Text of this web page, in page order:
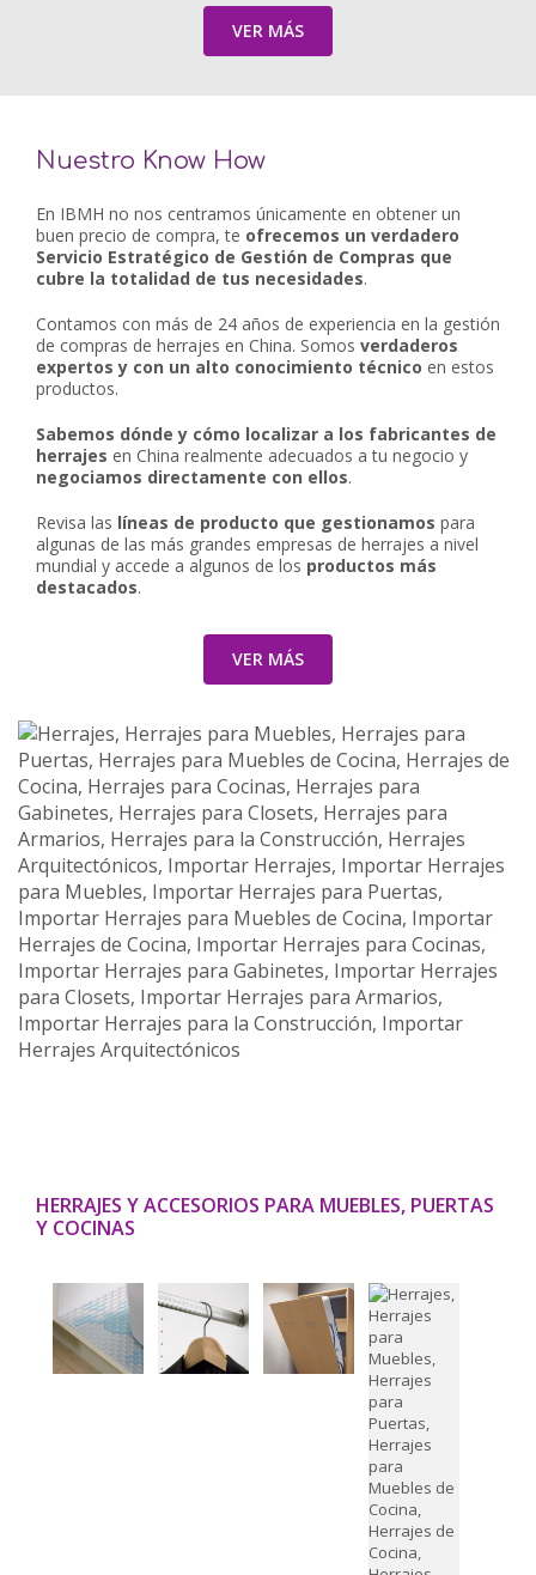
VER MÁS
Nuestro Know How
En IBMH no nos centramos únicamente en obtener un
buen precio de compra, te ofrecemos un verdadero
Servicio Estratégico de Gestión de Compras que
cubre la totalidad de tus necesidades.
Contamos con más de 24 años de experiencia en la gestión
de compras de herrajes en China. Somos verdaderos
expertos y con un alto conocimiento técnico en estos
productos.
Sabemos dónde y cómo localizar a los fabricantes de
herrajes en China realmente adecuados a tu negocio y
negociamos directamente con ellos.
Revisa las líneas de producto que gestionamos para
algunas de las más grandes empresas de herrajes a nivel
mundial y accede a algunos de los productos más
destacados.
VER MÁS
HERRAJES Y ACCESORIOS PARA MUEBLES, PUERTAS
Y COCINAS